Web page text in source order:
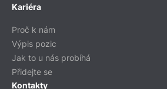
Kariéra
Proč k nám
Výpis pozic
Jak to u nás probíhá
Přidejte se
Kontakty